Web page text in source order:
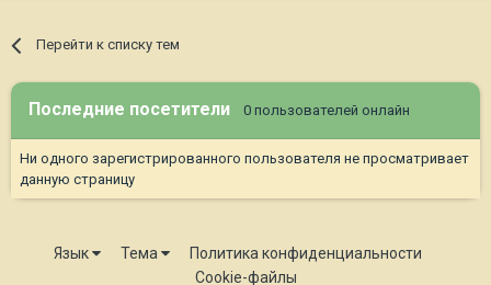
Перейти к списку тем
Последние посетители 0 пользователей онлайн
Ни одного зарегистрированного пользователя не просматривает
данную страницу
Язык Тема
Политика конфиденциальности
Cookie-файлы